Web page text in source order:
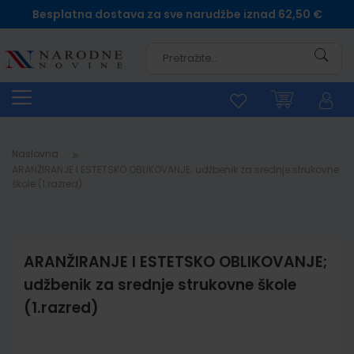
Besplatna dostava za sve narudžbe iznad 62,50 €
Naslovna
ARANŽIRANJE I ESTETSKO OBLIKOVANJE;
udžbenik za srednje strukovne škole
(1.razred)